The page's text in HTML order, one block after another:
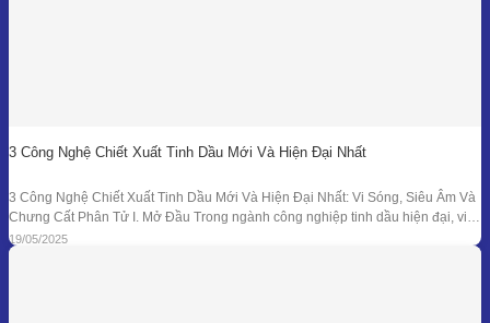
3 Công Nghệ Chiết Xuất Tinh Dầu Mới Và Hiện Đại Nhất
3 Công Nghệ Chiết Xuất Tinh Dầu Mới Và Hiện Đại Nhất: Vi Sóng, Siêu Âm Và
Chưng Cất Phân Tử I. Mở Đầu Trong ngành công nghiệp tinh dầu hiện đại, việc
tối ưu hóa hiệu suất chiết xuất, giữ nguyên hương thơm và hoạt chất trị liệu là
mục tiêu hàng đầu. Bên
19/05/2025